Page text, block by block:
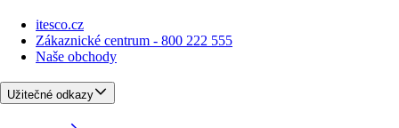
itesco.cz
Zákaznické centrum - 800 222 555
Naše obchody
Užitečné odkazy